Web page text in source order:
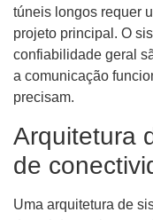
túneis longos requer
projeto principal. O
confiabilidade geral
a comunicação
precisam.
Arquitetura
de
Uma arquitetura de